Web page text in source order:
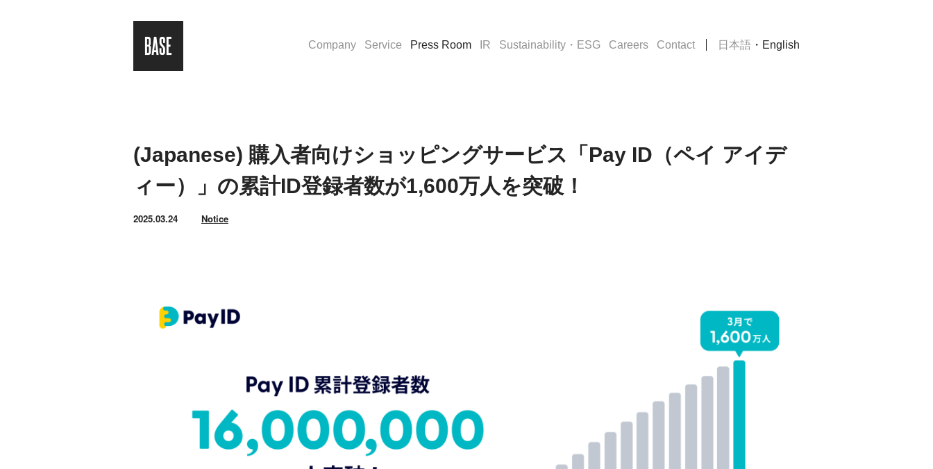
Company Service Press Room IR Sustainability・ESG Careers Contact 日本語 ・ English
(Japanese) 購入者向けショッピングサービス「Pay ID（ペイ アイデ
ィー）」の累計ID登録者数が1,600万人を突破！
2025.03.24 Notice